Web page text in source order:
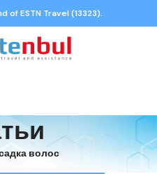
of ESTN Travel (13323).
волос